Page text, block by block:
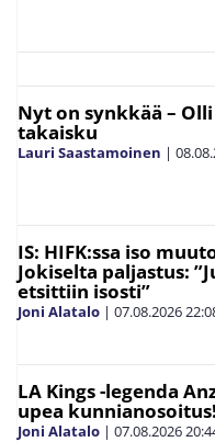
Nyt on synkkää –
takaisku
Lauri Saastamoinen |
IS: HIFK:ssa iso
Jokiselta paljastus:
etsittiin isosti”
Joni Alatalo | 07.08.2026
LA Kings -legenda
upea kunnianosoitus!
Joni Alatalo | 07.08.2026